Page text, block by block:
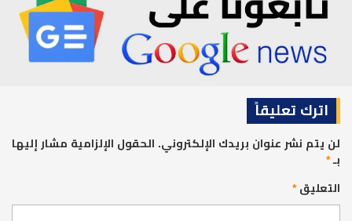
اترك تعليقاً
لن يتم نشر عنوان بريدك الإلكتروني. الحقول الإلزامية مشار إليها
بـ*
التعليق*